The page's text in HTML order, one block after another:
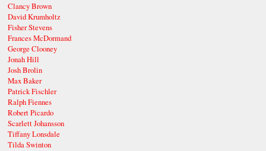
Clancy Brown
David Krumholtz
Fisher Stevens
Frances McDormand
George Clooney
Jonah Hill
Josh Brolin
Max Baker
Patrick Fischler
Ralph Fiennes
Robert Picardo
Scarlett Johansson
Tiffany Lonsdale
Tilda Swinton